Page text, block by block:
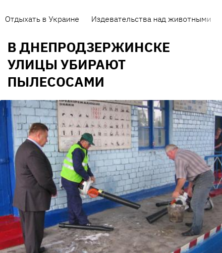
Отдыхать в Украине Издевательства над животными
В ДНЕПРОДЗЕРЖИНСКЕ
УЛИЦЫ УБИРАЮТ
ПЫЛЕСОСАМИ